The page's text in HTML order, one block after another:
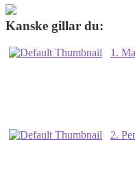
Kanske gillar du:
1.
2.